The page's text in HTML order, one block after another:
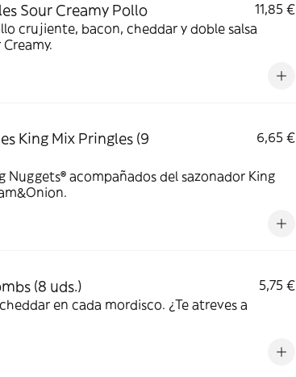
Sour Creamy Pollo
11,85 €
crujiente, bacon, cheddar y doble salsa
King Mix Pringles (9
6,65 €
Nuggets® acompañados del sazonador King
(8 uds.)
5,75 €
en cada mordisco. ¿Te atreves a